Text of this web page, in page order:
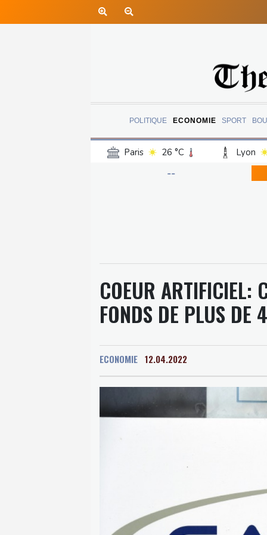
POLITIQUE ECONOMIE SPORT
Paris 26 °C Lyon
Luxembourg
--
COEUR ARTIFICIEL:
FONDS DE PLUS DE
ECONOMIE 12.04.2022